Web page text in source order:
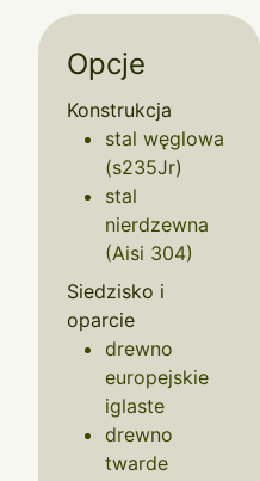
Opcje
Konstrukcja
stal węglowa
(s235Jr)
stal
nierdzewna
(Aisi 304)
Siedzisko i
oparcie
drewno
europejskie
iglaste
drewno
twarde